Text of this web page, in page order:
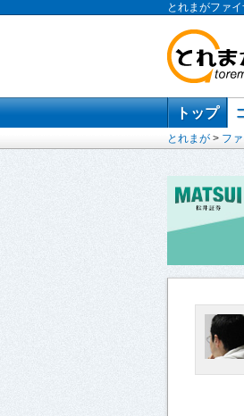
とれまがファ
トップ
とれまが > フ